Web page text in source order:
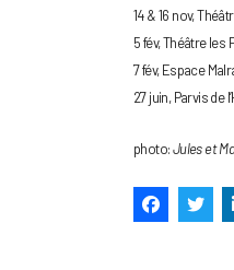
14 & 16 nov,
5 fév, Théâtre les
7 fév, Espace
27 juin, Parvis de
photo:Jules et